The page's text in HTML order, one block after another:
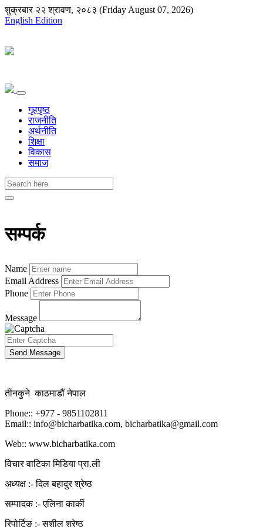
शुक्रबार २२ श्रावण, २०८३ (Friday August 07, 2026)
English Edition
गृहपृष्ठ
राजनीति
अर्थनीति
शिक्षा
विकास
समाज
सम्पर्क
Name
Email Address
Phone
Message
Send Message
तीनकुने काठमाडौं नेपाल
Phone:: +977 - 9851102811
Email:: info@bicharbatika.com, bicharbatika@gmail.com
Web:: www.bicharbatika.com
विचार वाटिका मिडिया प्रा.ली
अध्यक्ष :- दिल बहादुर श्रेष्ठ
सम्पादक :- एलिना कार्की
रिपोर्टिङ :- सुशील श्रेष्ठ